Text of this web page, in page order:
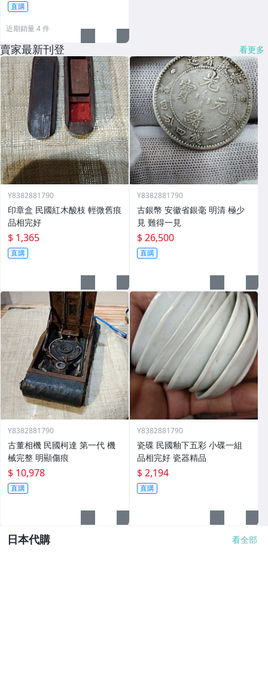
直購
近期銷量 4 件
賣家最新刊登 看更多
Y8382881790
印章盒 民國紅木酸枝 輕微舊痕
品相完好
$ 1,365
直購
Y8382881790
古銀幣 安徽省銀毫 明清 極少
見 難得一見
$ 26,500
直購
Y8382881790
古董相機 民國柯達 第一代 機
械完整 明顯傷痕
$ 10,978
直購
Y8382881790
瓷碟 民國釉下五彩 小碟一組
品相完好 瓷器精品
$ 2,194
直購
日本代購 看全部